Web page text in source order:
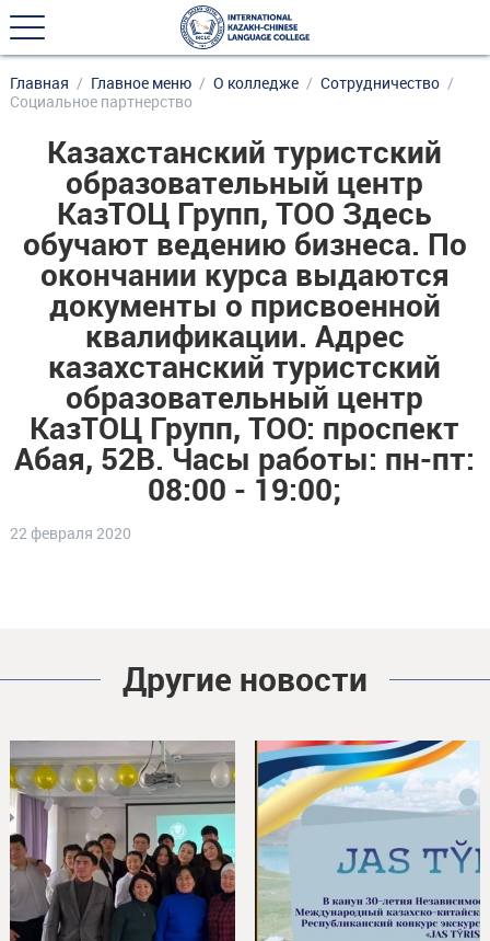
Главная Главное меню О колледже
Сотрудничество
Социальное партнерство
Казахстанский туристский
образовательный центр
КазТОЦ Групп, ТОО Здесь
обучают ведению бизнеса. По
окончании курса выдаются
документы о присвоенной
квалификации. Адрес
казахстанский туристский
образовательный центр
КазТОЦ Групп, ТОО: проспект
Абая, 52В. Часы работы: пн-пт:
08:00 - 19:00;
22 февраля 2020
Другие новости